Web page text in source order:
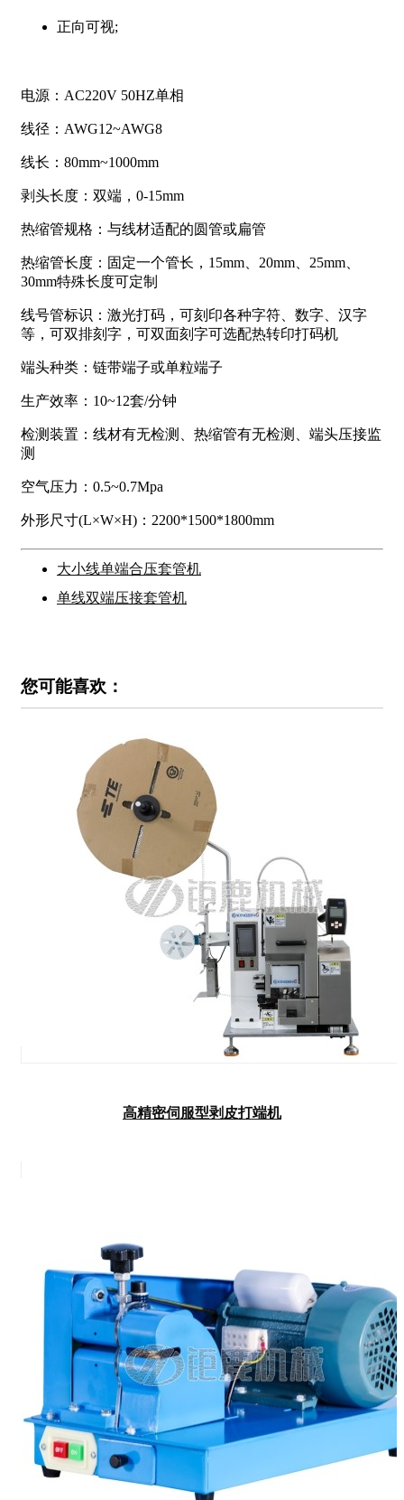
正向可视;
电源：AC220V 50HZ单相
线径：AWG12~AWG8
线长：80mm~1000mm
剥头长度：双端，0-15mm
热缩管规格：与线材适配的圆管或扁管
热缩管长度：固定一个管长，15mm、20mm、25mm、
30mm特殊长度可定制
线号管标识：激光打码，可刻印各种字符、数字、汉字
等，可双排刻字，可双面刻字可选配热转印打码机
端头种类：链带端子或单粒端子
生产效率：10~12套/分钟
检测装置：线材有无检测、热缩管有无检测、端头压接监
测
空气压力：0.5~0.7Mpa
外形尺寸(L×W×H)：2200*1500*1800mm
大小线单端合压套管机
单线双端压接套管机
您可能喜欢：
高精密伺服型剥皮打端机